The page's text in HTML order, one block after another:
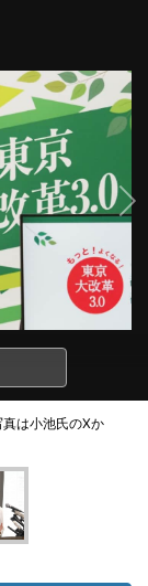
は小池氏のXか